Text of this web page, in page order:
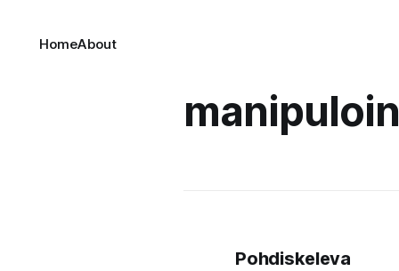
HomeAbout
Pohdiskeleva